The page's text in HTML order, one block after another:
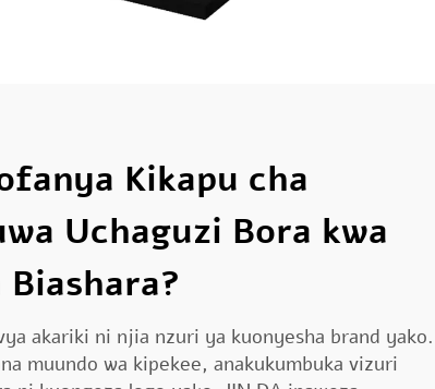
Kikapu cha
Uchaguzi Bora kwa
akariki ni njia nzuri ya kuonyesha brand yako.
muundo wa kipekee, anakukumbuka vizuri